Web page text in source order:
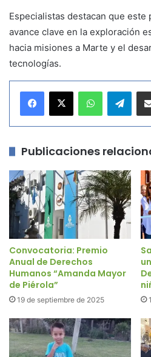
Especialistas destacan que
avance clave en la exploración
hacia misiones a Marte y el
tecnologías.
Telegram
Publicaciones
Convocatoria: Premio
Anual de Derechos
Humanos “Amanda Mayor
de Piérola”
19 de septiembre de 2025